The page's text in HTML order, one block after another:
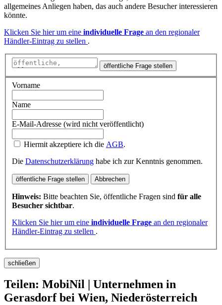
allgemeines Anliegen haben, das auch andere Besucher interessieren
könnte.
Klicken Sie hier um eine individuelle Frage an den regionaler
Händler-Eintrag zu stellen .
öffentliche Frage stellen
Vorname
Name
E-Mail-Adresse (wird nicht veröffentlicht)
Hiermit akzeptiere ich die AGB.
Die Datenschutzerklärung habe ich zur Kenntnis genommen.
öffentliche Frage stellen Abbrechen
Hinweis: Bitte beachten Sie, öffentliche Fragen sind für alle
Besucher sichtbar.
Klicken Sie hier um eine individuelle Frage an den regionaler
Händler-Eintrag zu stellen .
schließen
Teilen: MobiNil | Unternehmen in
Gerasdorf bei Wien, Niederösterreich